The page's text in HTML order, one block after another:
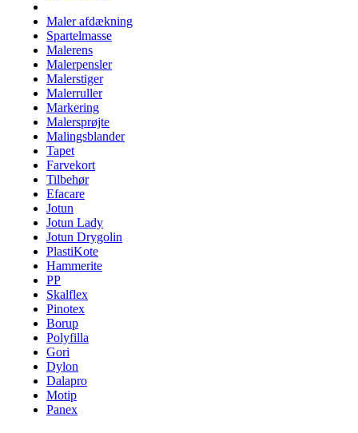
Maler afdækning
Spartelmasse
Malerens
Malerpensler
Malerstiger
Malerruller
Markering
Malersprøjte
Malingsblander
Tapet
Farvekort
Tilbehør
Efacare
Jotun
Jotun Lady
Jotun Drygolin
PlastiKote
Hammerite
PP
Skalflex
Pinotex
Borup
Polyfilla
Gori
Dylon
Dalapro
Motip
Panex